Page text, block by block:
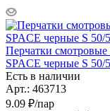
Перчатки
SPACE черные S 50/
Есть в наличии
Арт.: 463713
9.09 ₽/пар